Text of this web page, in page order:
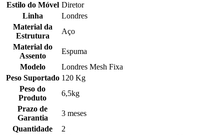
Estilo do Móvel Diretor
Linha
Londres
Material da
Estrutura
Aço
Material do
Assento
Espuma
Modelo
Londres Mesh Fixa
Peso Suportado 120 Kg
Peso do
Produto
6,5kg
Prazo de
Garantia
3 meses
Quantidade
2